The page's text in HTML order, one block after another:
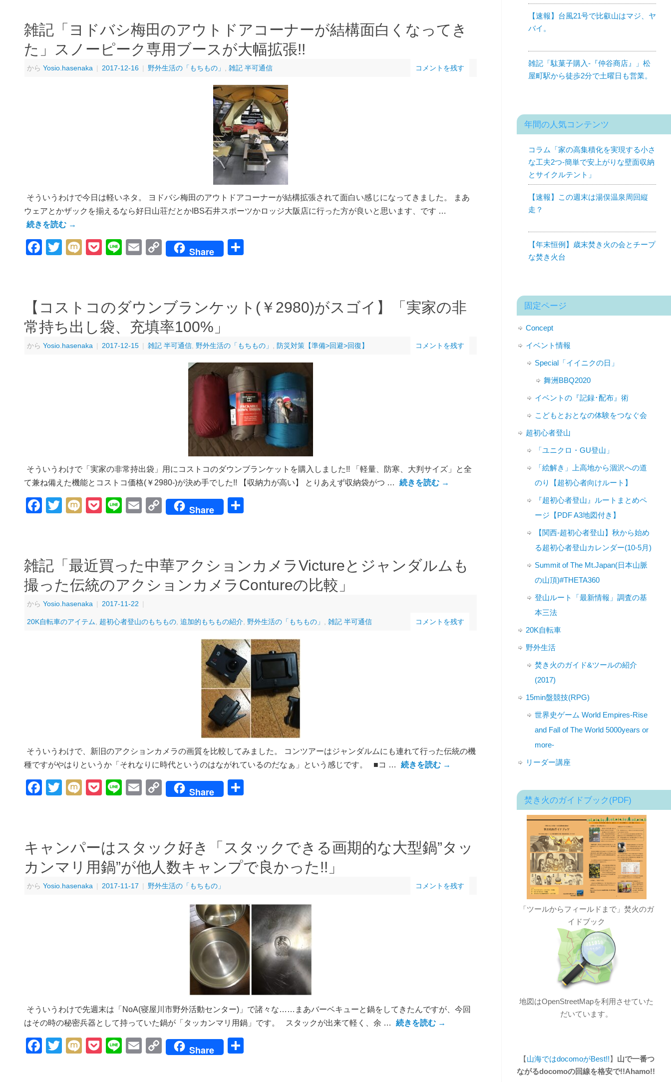
雑記「ヨドバシ梅田のアウトドアコーナーが結構面白くなってき
た」スノーピーク専用ブースが大幅拡張!!
から Yosio.hasenaka | 2017-12-16 | 野外生活の「もちもの」 雑記 半可通信 コメントを残す
そういうわけで今日は軽いネタ。 ヨドバシ梅田のアウトドアコーナーが結構拡張されて面白い感じになってきました。 まあ
ウェアとかザックを揃えるなら好日山荘だとかIBS石井スポーツかロッジ大阪店に行った方が良いと思います、です …
続きを読む →
Facebook
Twitter
MixiPocket
LineEmailCopyShare
【コストコのダウンブランケット(￥2980)がスゴイ】「実家の非
常持ち出し袋、充填率100%」
から Yosio.hasenaka | 2017-12-15 | 雑記 半可通信 野外生活の「もちもの」 防災対策【準備>回避>回復】 コメントを残す
そういうわけで「実家の非常持出袋」用にコストコのダウンブランケットを購入しました!! 「軽量、防寒、大判サイズ」と全
て兼ね備えた機能とコストコ価格(￥2980-)が決め手でした!! 【収納力が高い】 とりあえず収納袋がつ …
続きを読む →
Facebook
Twitter
MixiPocket
LineEmailCopyShare
雑記「最近買った中華アクションカメラVictureとジャンダルムも
撮った伝統のアクションカメラContureの比較」
から Yosio.hasenaka | 2017-11-22 |
20K自転車のアイテム 超初心者登山のもちもの 追加的もちもの紹介 野外生活の「もちもの」 雑記 半可通信 コメントを残す
そういうわけで、新旧のアクションカメラの画質を比較してみました。 コンツアーはジャンダルムにも連れて行った伝統の機
種ですがやはりというか「それなりに時代というのはながれているのだなぁ」という感じです。 ■コ …
続きを読む →
Facebook
Twitter
MixiPocket
LineEmailCopyShare
キャンパーはスタック好き「スタックできる画期的な大型鍋”タッ
カンマリ用鍋”が他人数キャンプで良かった!!」
から Yosio.hasenaka | 2017-11-17 | 野外生活の「もちもの」 コメントを残す
そういうわけで先週末は「NoA(寝屋川市野外活動センター)」で諸々な……まあバーベキューと鍋をしてきたんですが、今回
はその時の秘密兵器として持っていた鍋が「タッカンマリ用鍋」です。 スタックが出来て軽く、余 …
続きを読む →
Facebook
Twitter
MixiPocket
LineEmailCopyShare
【速報】台風21号で比叡山はマジ、ヤ
バイ。
雑記「駄菓子購入-『仲谷商店』」松
屋町駅から徒歩2分で土曜日も営業。
年間の人気コンテンツ
コラム「家の高集積化を実現する小さ
な工夫2つ-簡単で安上がりな壁面収納
とサイクルテント」
【速報】この週末は湯俣温泉周回縦
走？
【年末恒例】歳末焚き火の会とチープ
な焚き火台
固定ページ
Concept
イベント情報
Special「イイニクの日」
舞洲BBQ2020
イベントの『記録･配布』術
こどもとおとなの体験をつなぐ会
超初心者登山
「ユニクロ・GU登山」
「絵解き」上高地から涸沢への道
のり【超初心者向けルート】
『超初心者登山』ルートまとめペ
ージ【PDF A3地図付き】
【関西-超初心者登山】秋から始め
る超初心者登山カレンダー(10-5月)
Summit of The Mt.Japan(日本山脈
の山頂)#THETA360
登山ルート「最新情報」調査の基
本三法
20K自転車
野外生活
焚き火のガイド&ツールの紹介
(2017)
15min盤競技(RPG)
世界史ゲーム World Empires-Rise
and Fall of The World 5000years or
more-
リーダー講座
焚き火のガイドブック(PDF)
「ツールからフィールドまで」焚火のガ
イドブック
地図はOpenStreetMapを利用させていた
だいています。
【山海ではdocomoがBest!!】 山で一番つ
ながるdocomoの回線を格安で!!Ahamo!!